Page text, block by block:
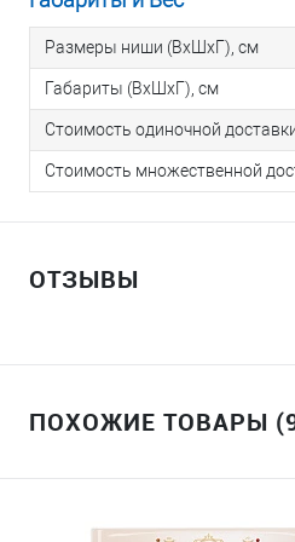
Размеры ниши (ВхШхГ), см
Габариты (ВхШхГ), см
Стоимость одиночной
Стоимость множественной
ОТЗЫВЫ
ПОХОЖИЕ ТОВАРЫ